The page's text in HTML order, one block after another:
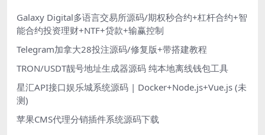
Galaxy Digital多语言交易所源码/期权秒合约+杠杆合约+智
能合约投资理财+NTF+贷款+输赢控制
Telegram加拿大28投注源码/修复版+带搭建教程
TRON/USDT靓号地址生成器源码 纯本地离线钱包工具
星汇API接口娱乐城系统源码 | Docker+Node.js+Vue.js (未
测)
苹果CMS代理分销插件系统源码下载